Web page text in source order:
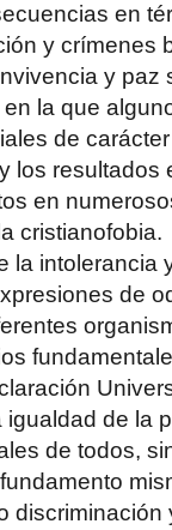
en
y crímenes
y paz
la que
de
los resultados
en
cristianofobia.
la intolerancia
de
de la
de todos,
discriminación